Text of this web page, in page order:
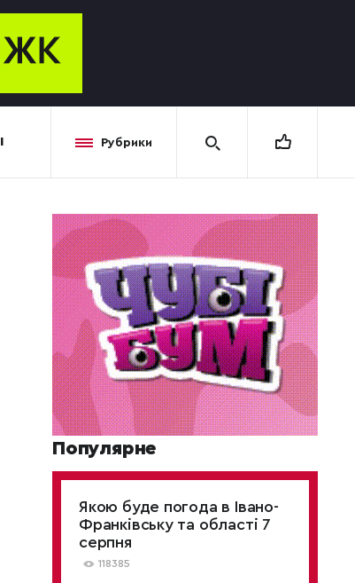
Рубрики
Популярне
Якою буде погода в Івано-
Франківську та області 7
серпня
118385